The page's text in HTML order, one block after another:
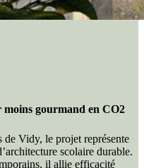
gourmand en CO2
de Vidy, le projet représente
scolaire durable.
il allie efficacité